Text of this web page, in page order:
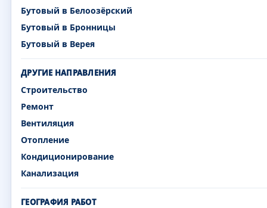
Бутовый в Белоозёрский
Бутовый в Бронницы
Бутовый в Верея
ДРУГИЕ НАПРАВЛЕНИЯ
Строительство
Ремонт
Вентиляция
Отопление
Кондиционирование
Канализация
ГЕОГРАФИЯ РАБОТ